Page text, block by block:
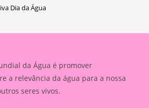
Dia da Água
da Água é promover
a relevância da água para a nossa
seres vivos.